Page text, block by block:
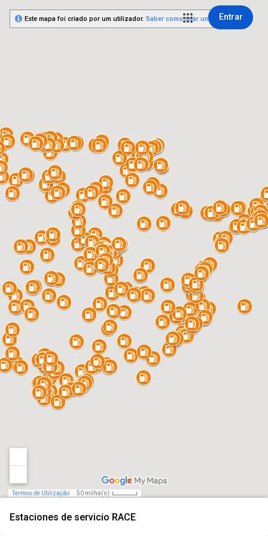
Entrar
Estaciones de servicio RACE
Termos de Utilização 50 milha(s)
Este mapa foi criado por um utilizador. Saber como criar um mapa.